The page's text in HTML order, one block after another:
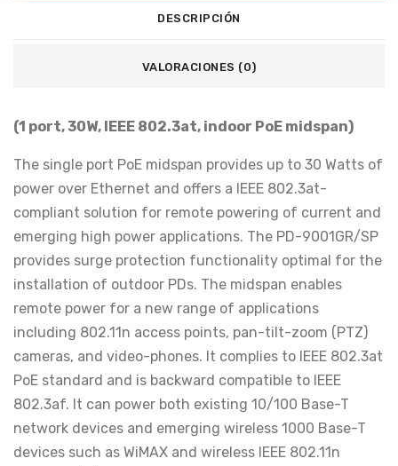
DESCRIPCIÓN
VALORACIONES (0)
(1 port, 30W, IEEE 802.3at, indoor PoE midspan)
The single port PoE midspan provides up to 30 Watts of
power over Ethernet and offers a IEEE 802.3at-
compliant solution for remote powering of current and
emerging high power applications. The PD-9001GR/SP
provides surge protection functionality optimal for the
installation of outdoor PDs. The midspan enables
remote power for a new range of applications
including 802.11n access points, pan-tilt-zoom (PTZ)
cameras, and video-phones. It complies to IEEE 802.3at
PoE standard and is backward compatible to IEEE
802.3af. It can power both existing 10/100 Base-T
network devices and emerging wireless 1000 Base-T
devices such as WiMAX and wireless IEEE 802.11n